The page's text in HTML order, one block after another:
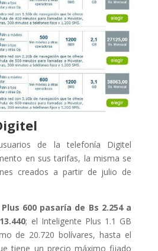
de la telefonía Digitel
en sus tarifas, la misma se
creados a partir de julio de
600 pasaría de Bs 2.254 a
; el Inteligente Plus 1.1 GB
de 20.720 bolívares, hasta el
tiene un precio máximo fijado